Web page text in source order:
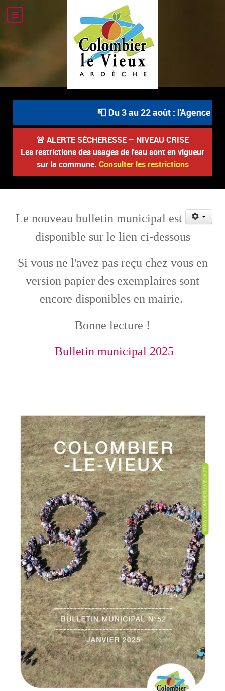
📮 Du 3 au 22 août : l'Agence
🚨 ALERTE SÉCHERESSE – NIVEAU CRISE
Les restrictions des usages de l'eau sont en vigueur
sur la commune. Consulter les restrictions
Le nouveau bulletin municipal est
disponible sur le lien ci-dessous
Si vous ne l'avez pas reçu chez vous en
version papier des exemplaires sont
encore disponibles en mairie.
Bonne lecture !
Bulletin municipal 2025